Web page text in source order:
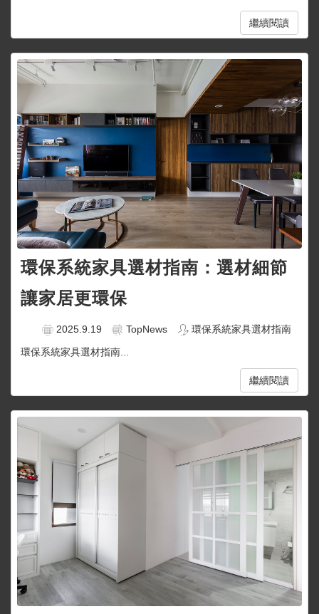
繼續閱讀
環保系統家具選材指南：選材細節
讓家居更環保
2025.9.19 TopNews
環保系統家具選材指南
環保系統家具選材指南...
繼續閱讀